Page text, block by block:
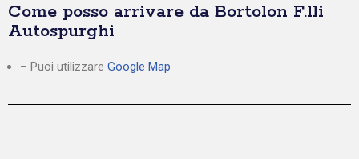
Come posso arrivare da Bortolon F.lli
Autospurghi
– Puoi utilizzare Google Map